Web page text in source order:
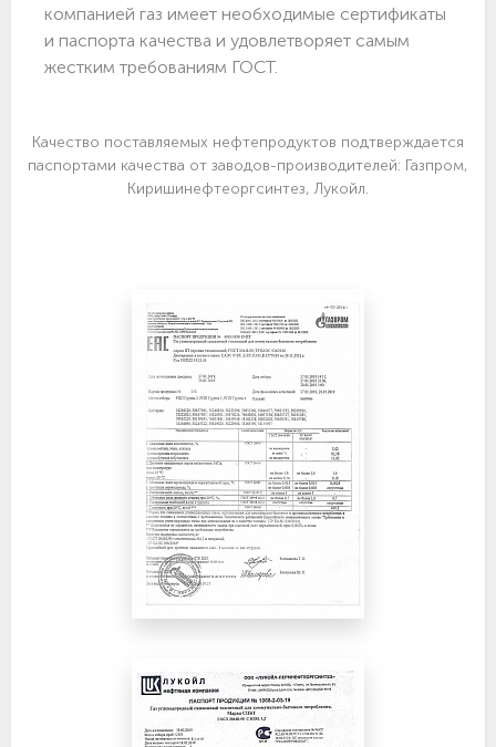
компанией газ имеет необходимые сертификаты
и паспорта качества и удовлетворяет самым
жестким требованиям ГОСТ.
Качество поставляемых нефтепродуктов подтверждается
паспортами качества от заводов-производителей: Газпром,
Киришинефтеоргсинтез, Лукойл.